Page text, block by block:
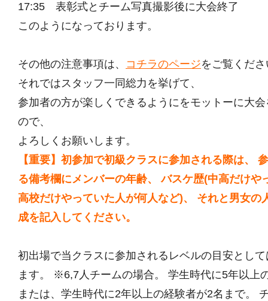
17:35 表彰式とチーム写真撮影後に大会終了
このようになっております。
その他の注意事項は、 コチラのページをご覧くだ
それではスタッフ一同総力を挙げて、
参加者の方が楽しくできるようにをモットーに大
ので、
よろしくお願いします。
【重要】初参加で初級クラスに参加される際は、
る備考欄にメンバーの年齢、 バスケ歴(中高だけや
高校だけやっていた人が何人など)、 それと男女の
成を記入してください。
初出場で当クラスに参加されるレベルの目安とし
ます。 ※6,7人チームの場合。 学生時代に5年以上
または、学生時代に2年以上の経験者が2名まで。